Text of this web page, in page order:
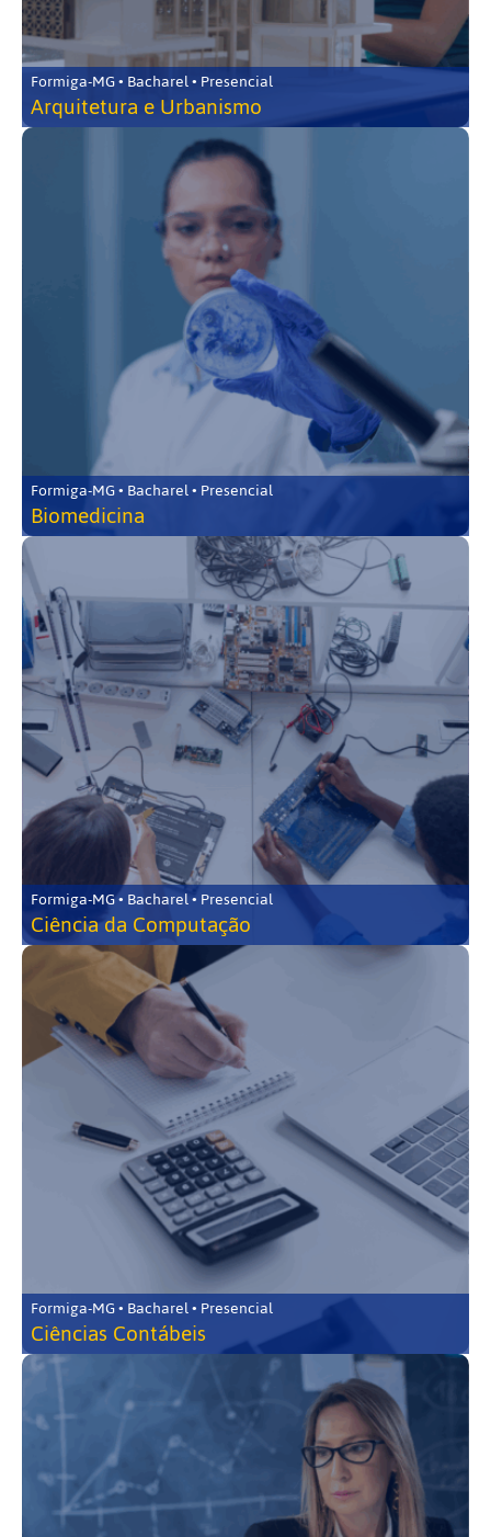
Formiga-MG • Bacharel • Presencial
Arquitetura e Urbanismo
Formiga-MG • Bacharel • Presencial
Biomedicina
Formiga-MG • Bacharel • Presencial
Ciência da Computação
Formiga-MG • Bacharel • Presencial
Ciências Contábeis